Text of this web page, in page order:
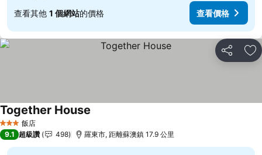
查看其他 1 個網站的價格 查看價格
分享 加
3 星級 飯店
Together House
9.1 超級讚 498 羅東市, 距離蘇澳鎮 17.9 公里